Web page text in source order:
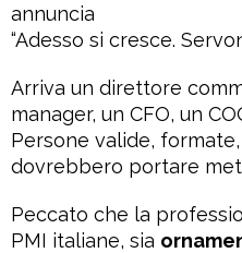
annuncia
“Adesso si cresce.
Arriva un direttore
manager, un CFO, un
Persone valide,
dovrebbero portare
Peccato che la
PMI italiane, sia